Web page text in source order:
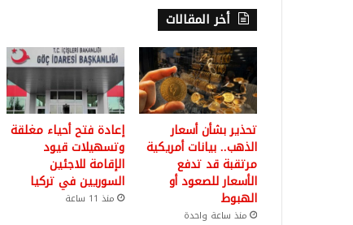
أخر المقالات
تحذير بشأن أسعار
الذهب.. بيانات أمريكية
مرتقبة قد تدفع
الأسعار للصعود أو
الهبوط
منذ ساعة واحدة
إعادة فتح أحياء مغلقة
وتسهيلات قيود
الإقامة للاجئين
السوريين في تركيا
منذ 11 ساعة